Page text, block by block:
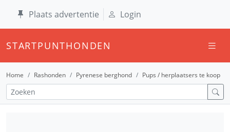
Plaats advertentie Login
STARTPUNTHONDEN
Home Rashonden Pyrenese berghond Pups / herplaatsers te koop